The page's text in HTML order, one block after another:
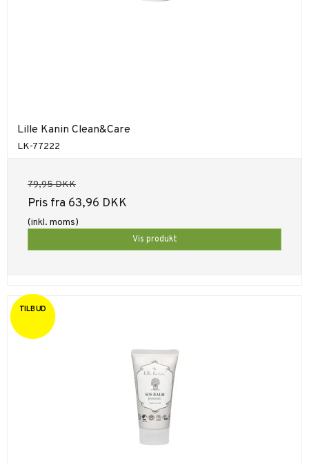
Lille Kanin Clean&Care
LK-77222
79,95 DKK
Pris fra 63,96 DKK
(inkl. moms)
Vis produkt
TILBUD